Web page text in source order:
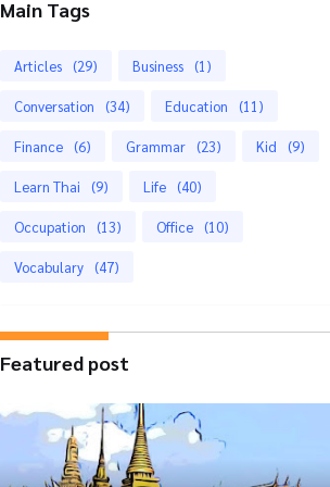
Main Tags
Articles (29) Business (1)
Conversation (34) Education (11)
Finance (6) Grammar (23) Kid (9)
Learn Thai (9) Life (40)
Occupation (13) Office (10)
Vocabulary (47)
Featured post